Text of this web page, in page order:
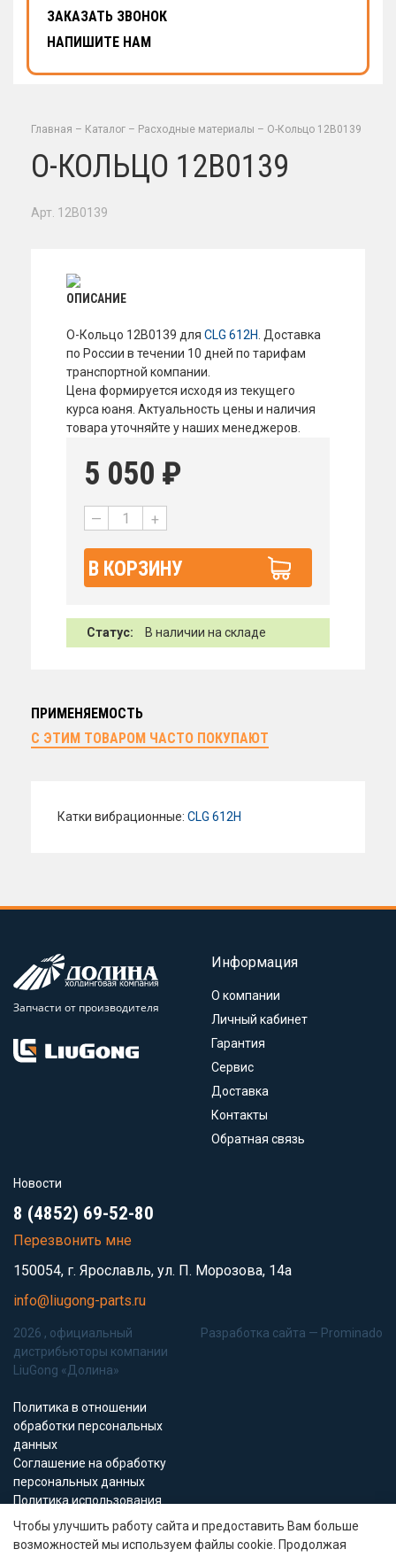
ЗАКАЗАТЬ ЗВОНОК
НАПИШИТЕ НАМ
Главная – Каталог – Расходные материалы – О-Кольцо 12В0139
О-КОЛЬЦО 12В0139
Арт. 12B0139
ОПИСАНИЕ
О-Кольцо 12В0139 для CLG 612H . Доставка
по России в течении 10 дней по тарифам
транспортной компании.
Цена формируется исходя из текущего
курса юаня. Актуальность цены и наличия
товара уточняйте у наших менеджеров.
5 050 ₽
— +
В КОРЗИНУ
Статус: В наличии на складе
ПРИМЕНЯЕМОСТЬ
С ЭТИМ ТОВАРОМ ЧАСТО ПОКУПАЮТ
Катки вибрационные: CLG 612H
Запчасти от производителя
Информация
О компании
Личный кабинет
Гарантия
Сервис
Доставка
Контакты
Обратная связь
Новости
8 (4852) 69-52-80
Перезвонить мне
150054, г. Ярославль, ул. П. Морозова, 14а
info@liugong-parts.ru
2026 , официальный
дистрибьюторы компании
LiuGong «Долина»
Политика в отношении
обработки персональных
данных
Соглашение на обработку
персональных данных
Политика использования
Cookie-файлов
Разработка сайта — Prominado
Все материалы данного сайта являются объектами авторского права (в
Чтобы улучшить работу сайта и предоставить Вам больше
возможностей мы используем файлы cookie. Продолжая